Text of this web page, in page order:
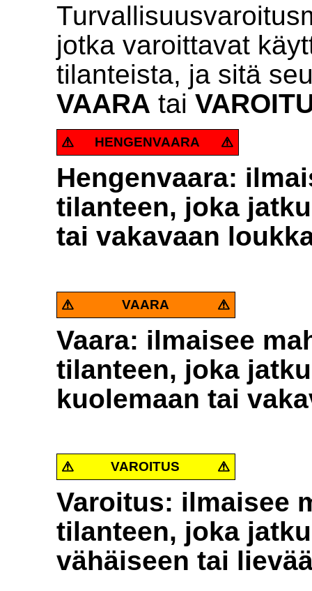
jotka varoittavat
tilanteista, ja sitä
VAARA tai
HENGENVAARA
Hengenvaara:
tilanteen, joka
tai vakavaan
VAARA
Vaara: ilmaisee
tilanteen, joka
kuolemaan tai
VAROITUS
Varoitus: ilmaisee
tilanteen, joka
vähäiseen tai